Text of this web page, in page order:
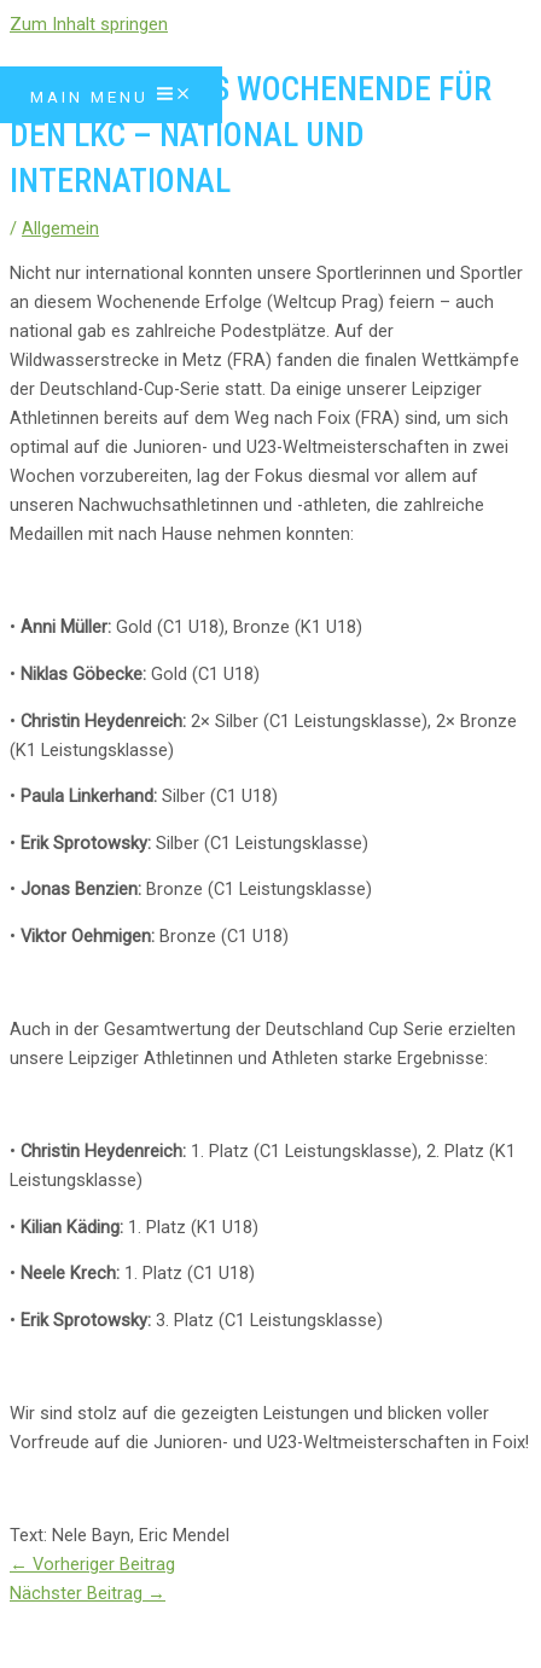
Zum Inhalt springen
MAIN MENU
ERFOLGREICHES WOCHENENDE FÜR
DEN LKC – NATIONAL UND
INTERNATIONAL
/ Allgemein
Nicht nur international konnten unsere Sportlerinnen und Sportler
an diesem Wochenende Erfolge (Weltcup Prag) feiern – auch
national gab es zahlreiche Podestplätze. Auf der
Wildwasserstrecke in Metz (FRA) fanden die finalen Wettkämpfe
der Deutschland-Cup-Serie statt. Da einige unserer Leipziger
Athletinnen bereits auf dem Weg nach Foix (FRA) sind, um sich
optimal auf die Junioren- und U23-Weltmeisterschaften in zwei
Wochen vorzubereiten, lag der Fokus diesmal vor allem auf
unseren Nachwuchsathletinnen und -athleten, die zahlreiche
Medaillen mit nach Hause nehmen konnten:
• Anni Müller: Gold (C1 U18), Bronze (K1 U18)
• Niklas Göbecke: Gold (C1 U18)
• Christin Heydenreich: 2× Silber (C1 Leistungsklasse), 2× Bronze
(K1 Leistungsklasse)
• Paula Linkerhand: Silber (C1 U18)
• Erik Sprotowsky: Silber (C1 Leistungsklasse)
• Jonas Benzien: Bronze (C1 Leistungsklasse)
• Viktor Oehmigen: Bronze (C1 U18)
Auch in der Gesamtwertung der Deutschland Cup Serie erzielten
unsere Leipziger Athletinnen und Athleten starke Ergebnisse:
• Christin Heydenreich: 1. Platz (C1 Leistungsklasse), 2. Platz (K1
Leistungsklasse)
• Kilian Käding: 1. Platz (K1 U18)
• Neele Krech: 1. Platz (C1 U18)
• Erik Sprotowsky: 3. Platz (C1 Leistungsklasse)
Wir sind stolz auf die gezeigten Leistungen und blicken voller
Vorfreude auf die Junioren- und U23-Weltmeisterschaften in Foix!
Text: Nele Bayn, Eric Mendel
← Vorheriger Beitrag
Nächster Beitrag →